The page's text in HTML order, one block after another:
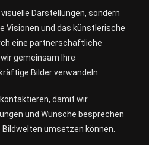
Darstellungen, sondern
Visionen und das künstlerische
eine partnerschaftliche
gemeinsam Ihre
Bilder verwandeln.
damit wir
und Wünsche besprechen
umsetzen können.